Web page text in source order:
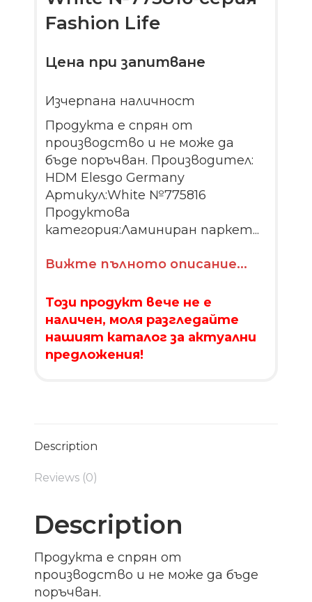
Fashion Life
Цена при запитване
Изчерпана наличност
Продукта е спрян от
производство и не може да
бъде поръчван. Производител:
HDM Elesgo Germany
Артикул:White №775816
Продуктова
категория:Ламиниран паркет...
Вижте пълното описание...
Този продукт вече не е
наличен, моля разгледайте
нашият каталог за актуални
предложения!
Description
Reviews (0)
Description
Продукта е спрян от
производство и не може да бъде
поръчван.